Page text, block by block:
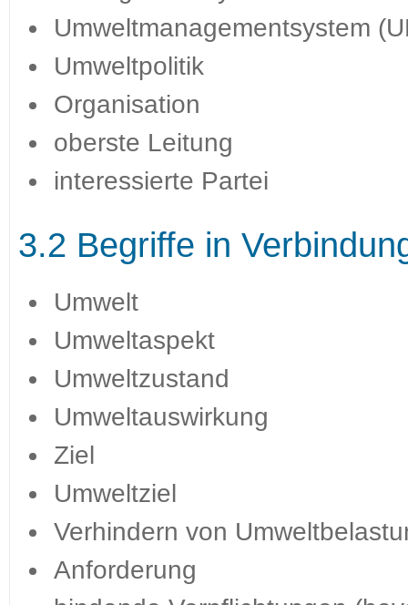
Umweltmanagementsystem
Umweltpolitik
Organisation
oberste Leitung
interessierte Partei
3.2 Begriffe in
Umwelt
Umweltaspekt
Umweltzustand
Umweltauswirkung
Ziel
Umweltziel
Verhindern von
Anforderung